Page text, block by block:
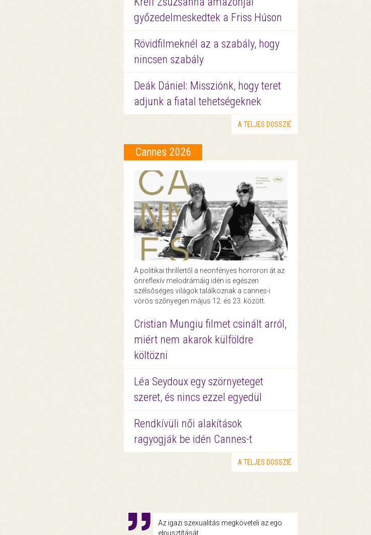
győzedelmeskedtek a Friss Húson
Rövidfilmeknél az a szabály, hogy
nincsen szabály
Deák Dániel: Missziónk, hogy teret
adjunk a fiatal tehetségeknek
A TELJES DOSSZIÉ
Cannes 2026
A politikai thrillertől a neonfényes horroron át az
önreflexív melodrámáig idén is egészen
szélsőséges világok találkoznak a cannes-i
vörös szőnyegen május 12. és 23. között.
Cristian Mungiu filmet csinált arról,
miért nem akarok külföldre
költözni
Léa Seydoux egy szörnyeteget
szeret, és nincs ezzel egyedül
Rendkívüli női alakítások
ragyogják be idén Cannes-t
A TELJES DOSSZIÉ
Az igazi szexualitás megköveteli az ego
elpusztítását.